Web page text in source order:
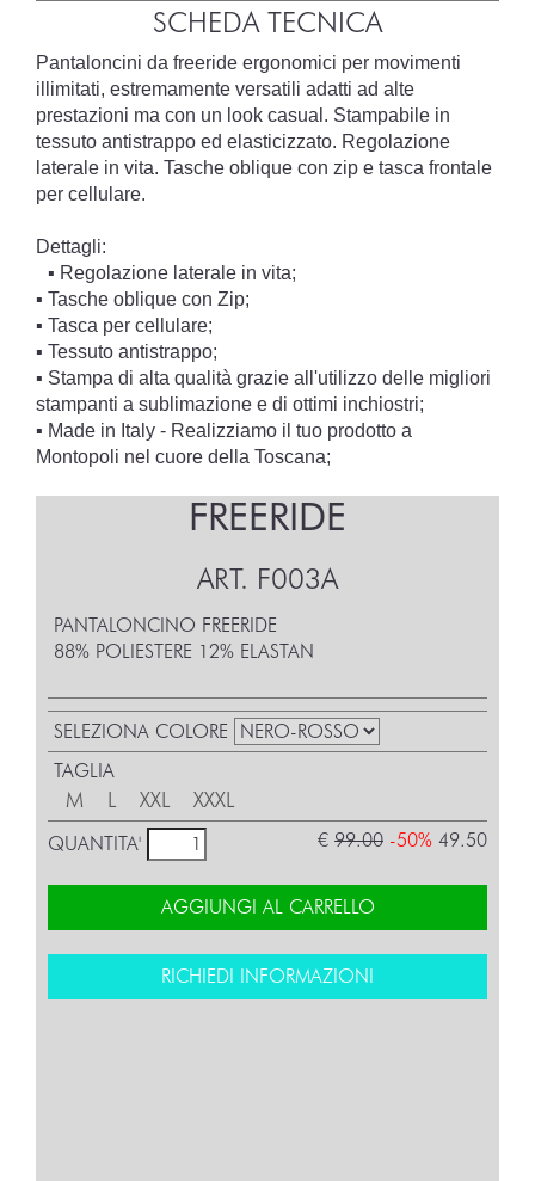
SCHEDA TECNICA
Pantaloncini da freeride ergonomici per movimenti
illimitati, estremamente versatili adatti ad alte
prestazioni ma con un look casual. Stampabile in
tessuto antistrappo ed elasticizzato. Regolazione
laterale in vita. Tasche oblique con zip e tasca frontale
per cellulare.
Dettagli:
▪︎ Regolazione laterale in vita;
▪︎ Tasche oblique con Zip;
▪︎ Tasca per cellulare;
▪︎ Tessuto antistrappo;
▪︎ Stampa di alta qualità grazie all'utilizzo delle migliori
stampanti a sublimazione e di ottimi inchiostri;
▪︎ Made in Italy - Realizziamo il tuo prodotto a
Montopoli nel cuore della Toscana;
FREERIDE
ART. F003A
PANTALONCINO FREERIDE
88% POLIESTERE 12% ELASTAN
SELEZIONA COLORE
TAGLIA
M L XXL XXXL
QUANTITA' € 99.00 -50% 49.50
AGGIUNGI AL CARRELLO
RICHIEDI INFORMAZIONI